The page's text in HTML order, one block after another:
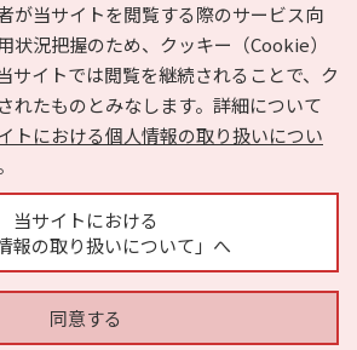
が当サイトを閲覧する際のサービス向
状況把握のため、クッキー（Cookie）
サイトでは閲覧を継続されることで、ク
れたものとみなします。詳細について
トにおける個人情報の取り扱いについ
当サイトにおける
報の取り扱いについて」へ
同意する
タ）とは？ お気に入り
ヘルプ
報の取り扱いについて
運営会社
広告掲載に関するお問い合わせ
HYOJITO.Co.,Ltd. All Rights Reserved.